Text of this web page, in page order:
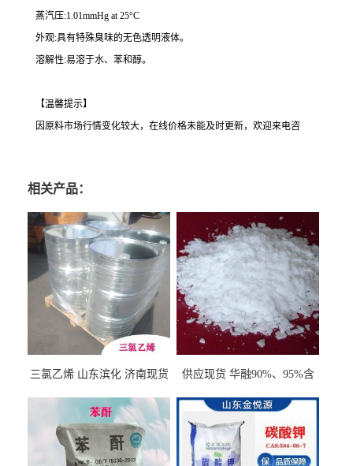
蒸汽压:1.01mmHg at 25°C
外观:具有特殊臭味的无色透明液体。
溶解性:易溶于水、苯和醇。
【温馨提示】
因原料市场行情变化较大，在线价格未能及时更新，欢迎来电咨
相关产品：
三氯乙烯 山东滨化 济南现货
供应现货 华融90%、95%含